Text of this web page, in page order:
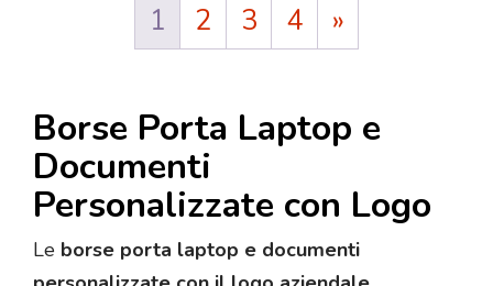
1 2 3 4 »
Borse Porta Laptop e
Documenti
Personalizzate con Logo
Le borse porta laptop e documenti